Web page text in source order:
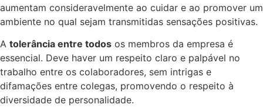
aumentam consideravelmente ao cuidar e ao promover um
ambiente no qual sejam transmitidas sensações positivas.
A tolerância entre todos os membros da empresa é
essencial. Deve haver um respeito claro e palpável no
trabalho entre os colaboradores, sem intrigas e
difamações entre colegas, promovendo o respeito à
diversidade de personalidade.